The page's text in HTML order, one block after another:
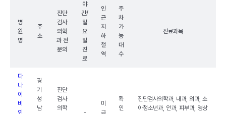
병
원
명
주
소
진단
검사
의학
과 전
문의
야
간/
일
요
일
진
료
인
근
지
하
철
역
주
차
가
능
대
수
진료과목
다
나
이
비
인
경
기
성
남
진단
검사
의학
-
미
금
확
인
진단검사의학과, 내과, 외과, 소
아청소년과, 안과, 피부과, 영상